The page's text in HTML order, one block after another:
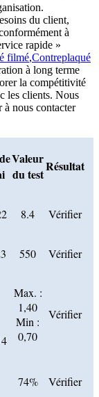
du client,
à
rapide »
filmé,Contreplaqué
à long terme
la compétitivité
les clients. Nous
à nous contacter
Valeur
du test
Résultat
8.4 Vérifier
550 Vérifier
Max. :
1,40
Min :
0,70
Vérifier
74% Vérifier